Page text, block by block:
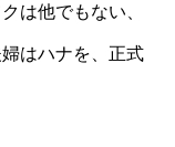
は他でもない、
はハナを、正式